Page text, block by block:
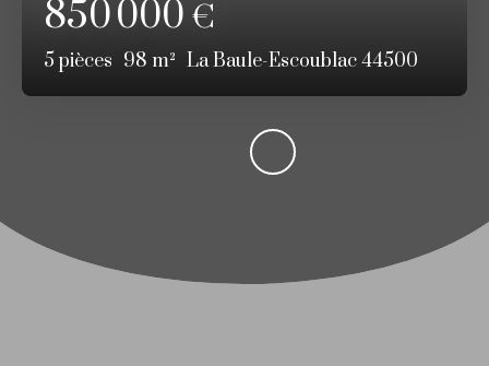
850 000€
5 pièces 98 m² La Baule-Escoublac 44500